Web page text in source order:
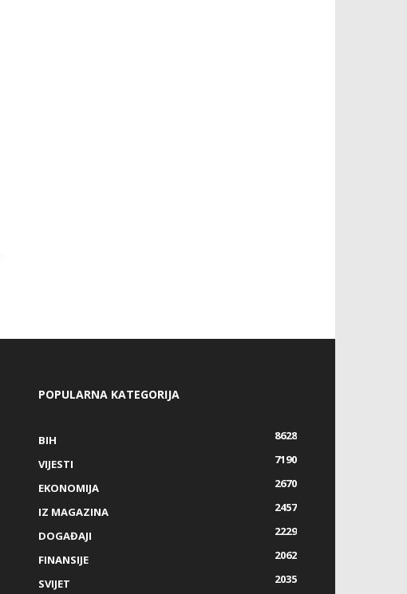
POPULARNA KATEGORIJA
BIH
8628
VIJESTI
7190
EKONOMIJA
2670
IZ MAGAZINA
2457
DOGAĐAJI
2229
FINANSIJE
2062
SVIJET
2035